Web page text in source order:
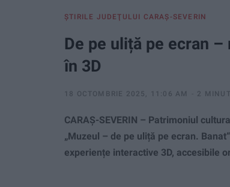
ŞTIRILE JUDEŢULUI CARAŞ-SEVERIN
De pe uliță pe ecran
în 3D
18 OCTOMBRIE 2025, 11:06 AM 2
CARAȘ-SEVERIN – Patrimoniul
„Muzeul – de pe uliță pe ecran.
experiențe interactive 3D, accesibile